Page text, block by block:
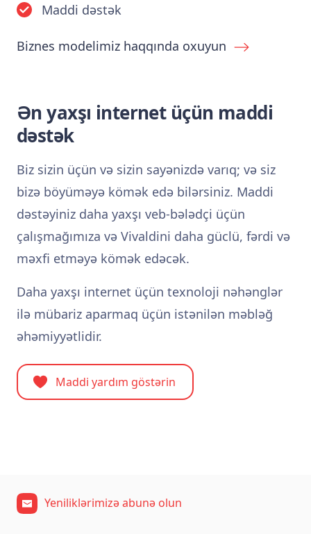
Maddi dəstək
Biznes modelimiz haqqında oxuyun
Ən yaxşı internet üçün maddi
dəstək
Biz sizin üçün və sizin sayənizdə varıq; və siz
bizə böyüməyə kömək edə bilərsiniz. Maddi
dəstəyiniz daha yaxşı veb-bələdçi üçün
çalışmağımıza və Vivaldini daha güclü, fərdi və
məxfi etməyə kömək edəcək.
Daha yaxşı internet üçün texnoloji nəhənglər
ilə mübariz aparmaq üçün istənilən məbləğ
əhəmiyyətlidir.
Maddi yardım göstərin
Yeniliklərimizə abunə olun